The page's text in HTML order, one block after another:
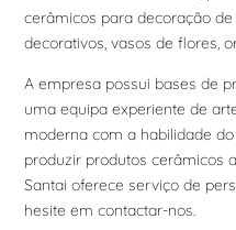
cerâmicos para decoração
decorativos, vasos de flores,
A empresa possui bases de
uma equipa experiente de
moderna com a habilidade
produzir produtos cerâmicos
Santai oferece serviço de
hesite em contactar-nos.